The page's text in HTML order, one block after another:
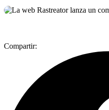
Compartir: